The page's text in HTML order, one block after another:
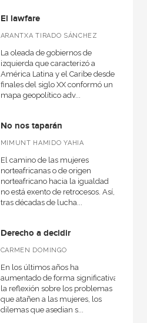
El lawfare
ARANTXA TIRADO SÁNCHEZ
La oleada de gobiernos de
izquierda que caracterizó a
América Latina y el Caribe desde
finales del siglo XX conformó un
mapa geopolítico adv...
No nos taparán
MIMUNT HAMIDO YAHIA
El camino de las mujeres
norteafricanas o de origen
norteafricano hacia la igualdad
no está exento de retrocesos. Así,
tras décadas de lucha...
Derecho a decidir
CARMEN DOMINGO
En los últimos años ha
aumentado de forma significativa
la reflexión sobre los problemas
que atañen a las mujeres, los
dilemas que asedian s...